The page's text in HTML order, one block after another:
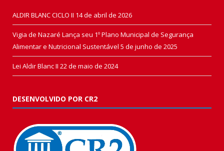
ALDIR BLANC CICLO II 14 de abril de 2026
Vigia de Nazaré Lança seu 1º Plano Municipal de Segurança
Alimentar e Nutricional Sustentável 5 de junho de 2025
Lei Aldir Blanc II 22 de maio de 2024
DESENVOLVIDO POR CR2